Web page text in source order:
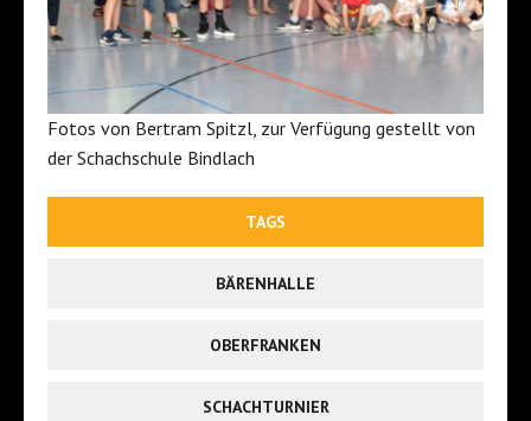
Fotos von Bertram Spitzl, zur Verfügung gestellt von
der Schachschule Bindlach
TAGS
BÄRENHALLE
OBERFRANKEN
SCHACHTURNIER